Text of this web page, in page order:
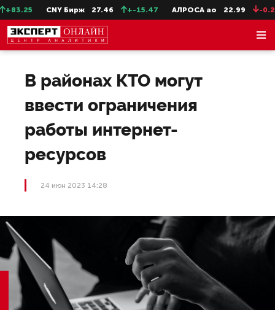
CNY Бирж 27.46 +-15.47 АЛРОСА ао 22.99 -0.25
В районах КТО могут
ввести ограничения
работы интернет-
ресурсов
24 июн 2023 14:28